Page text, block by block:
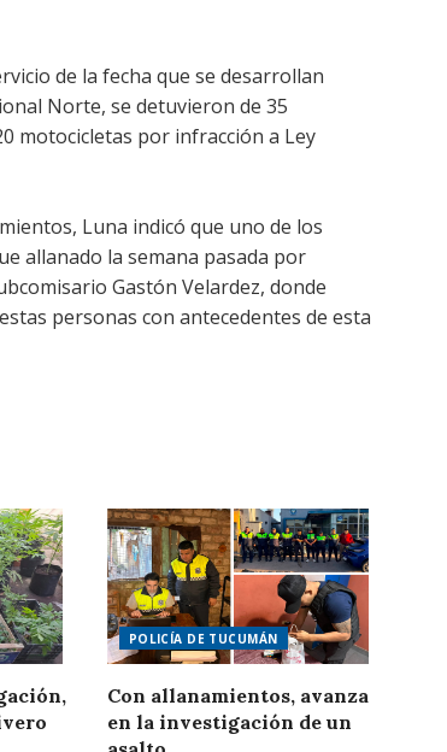
de la fecha que se desarrollan
Norte, se detuvieron de 35
motocicletas por infracción a Ley
Luna indicó que uno de los
allanado la semana pasada por
Gastón Velardez, donde
personas con antecedentes de esta
POLICÍA DE TUCUMÁN
Con allanamientos, avanza
en la investigación de un